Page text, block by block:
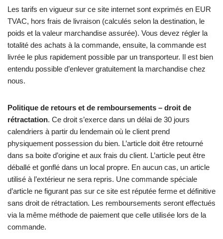
Les tarifs en vigueur sur ce site internet sont exprimés en EUR
TVAC, hors frais de livraison (calculés selon la destination, le
poids et la valeur marchandise assurée). Vous devez régler la
totalité des achats à la commande, ensuite, la commande est
livrée le plus rapidement possible par un transporteur. Il est bien
entendu possible d’enlever gratuitement la marchandise chez
nous.
Politique de retours et de remboursements – droit de
rétractation. Ce droit s’exerce dans un délai de 30 jours
calendriers à partir du lendemain où le client prend
physiquement possession du bien. L’article doit être retourné
dans sa boite d’origine et aux frais du client. L’article peut être
déballé et gonflé dans un local propre. En aucun cas, un article
utilisé à l’extérieur ne sera repris. Une commande spéciale
d’article ne figurant pas sur ce site est réputée ferme et définitive
sans droit de rétractation. Les remboursements seront effectués
via la même méthode de paiement que celle utilisée lors de la
commande.